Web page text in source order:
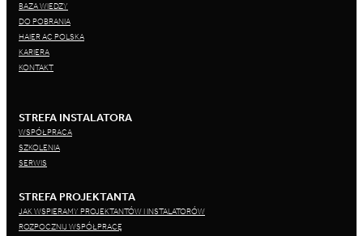
BAZA WIEDZY
DO POBRANIA
HAIER AC POLSKA
KARIERA
KONTAKT
STREFA INSTALATORA
WSPÓŁPRACA
SZKOLENIA
SERWIS
STREFA PROJEKTANTA
JAK WSPIERAMY PROJEKTANTÓW I INSTALATORÓW
ROZPOCZNIJ WSPÓŁPRACĘ